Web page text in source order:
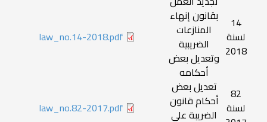
14
لسنة
2018
بقانون إنهاء
المنازعات
الضريبية
وتعديل بعض
أحكامه
law_no.14-2018.pdf
82
لسنة
تعديل بعض
أحكام قانون
الضريبة على
law_no.82-2017.pdf